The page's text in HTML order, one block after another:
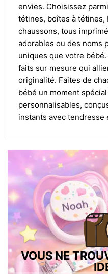
envies. Choisissez
tétines, boîtes à
chaussons, tous
adorables ou des noms
uniques que votre
faits sur mesure qui
originalité. Faites de
bébé un moment
personnalisables,
instants avec tendresse
VOUS NE